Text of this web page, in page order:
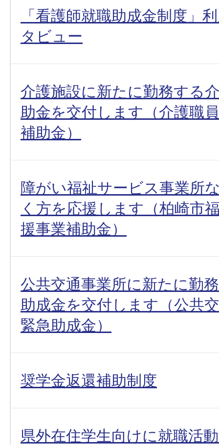
「看護師就職助成金制度」
タビュー
介護施設に新たに勤務する
助金を交付します（介護職
補助金）
障がい福祉サービス事業所
く方を応援します（柏崎市
援事業補助金）
公共交通事業所に新たに勤
助成金を交付します（公共
緊急助成金）
奨学金返還補助制度
県外在住学生向けに就職活